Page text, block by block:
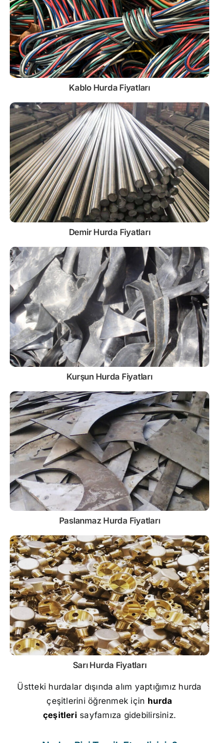
Kablo Hurda Fiyatları
Demir Hurda Fiyatları
Kurşun Hurda Fiyatları
Paslanmaz Hurda Fiyatları
Sarı Hurda Fiyatları
Üstteki hurdalar dışında alım yaptığımız hurda
çeşitlerini öğrenmek için hurda
çeşitleri sayfamıza gidebilirsiniz.